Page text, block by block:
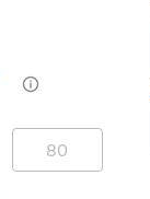
80